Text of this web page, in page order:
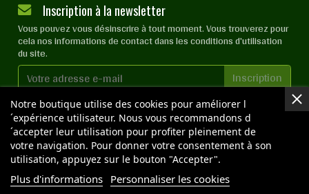
Notre boutique utilise des cookies pour améliorer l
´expérience utilisateur. Nous vous recommandons d
´accepter leur utilisation pour profiter pleinement de
votre navigation. Pour donner votre consentement à son
utilisation, appuyez sur le bouton "Accepter".
Plus d'informations Personnaliser les cookies
Inscription à la newsletter
Vous pouvez vous désinscrire à tout moment. Vous trouverez pour
cela nos informations de contact dans les conditions d'utilisation
du site.
J'accepte lesconditions généraleset lapolitique de
confidentialité